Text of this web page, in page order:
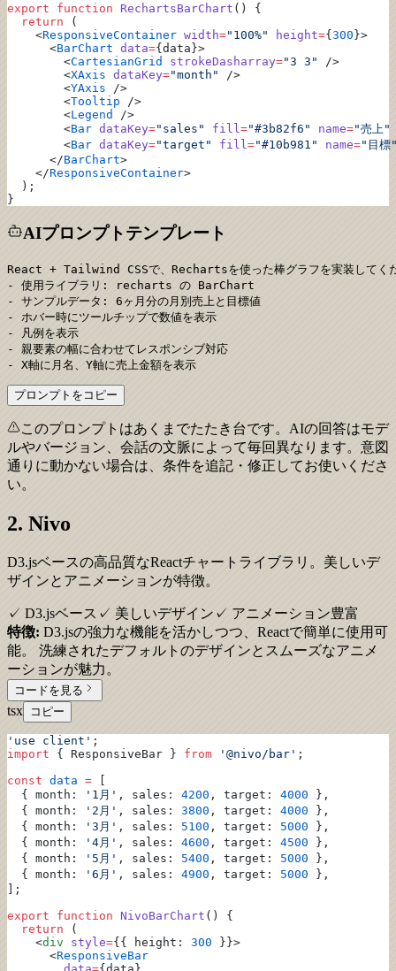
export function RechartsBarChart () {
  return
(
    <
ResponsiveContainer width="100%" height={300}>
      <
BarChart data={data}>
        <
CartesianGrid strokeDasharray="3 3"
/>
        <
XAxis dataKey="month"
/>
        <
YAxis />
        <
Tooltip />
        <
Legend
/>
        <
Bar dataKey="sales" fill ="#3b82f6" name="売上"
        <
Bar dataKey="target" fill ="#10b981" name="目標
      </
BarChart>
    </
ResponsiveContainer>
  );
}
AIプロンプトテンプレート
React + Tailwind CSSで、Rechartsを使った棒グラフを実装してく
- 使用ライブラリ: recharts の BarChart
- サンプルデータ: 6ヶ月分の月別売上と目標値
- ホバー時にツールチップで数値を表示
- 凡例を表示
- 親要素の幅に合わせてレスポンシブ対応
- X軸に月名、Y軸に売上金額を表示
プロンプトをコピー
このプロンプトはあくまでたたき台です。AIの回答はモデ
ルやバージョン、会話の文脈によって毎回異なります。意図
通りに動かない場合は、条件を追記・修正してお使いくださ
い。
2. Nivo
D3.jsベースの高品質なReactチャートライブラリ。美しいデ
ザインとアニメーションが特徴。
✓ D3.jsベース ✓ 美しいデザイン ✓ アニメーション豊富
特徴: D3.jsの強力な機能を活かしつつ、Reactで簡単に使用可
能。 洗練されたデフォルトのデザインとスムーズなアニメ
ーションが魅力。
コードを見る
tsx コピー
'use client' ;
import { ResponsiveBar } from '@nivo/bar' ;
const data =
  { month:
'1月' , sales: 4200 , target: 4000 },
  { month:
'2月' , sales: 3800 , target: 4000 },
  { month:
'3月' , sales: 5100 , target: 5000 },
  { month:
'4月' , sales: 4600 , target: 4500 },
  { month:
'5月' , sales: 5400 , target: 5000 },
  { month:
'6月' , sales: 4900 , target: 5000 },
];
export function NivoBarChart () {
  return
(
    <
div style={{ height: 300 }}>
      <
ResponsiveBar